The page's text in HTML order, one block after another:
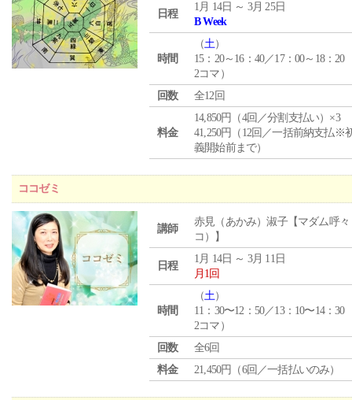
日程
1月 14日 ～ 3月 25日
B Week
時間
（土）
15：20～16：40／17：00～18：20
2コマ）
回数
全12回
料金
14,850円（4回／分割支払い）×3
41,250円（12回／一括前納支払※
義開始前まで）
ココゼミ
講師
赤見（あかみ）淑子【マダム呼々
コ）】
日程
1月 14日 ～ 3月 11日
月1回
時間
（土）
11：30〜12：50／13：10〜14：30
2コマ）
回数
全6回
料金
21,450円（6回／一括払いのみ）